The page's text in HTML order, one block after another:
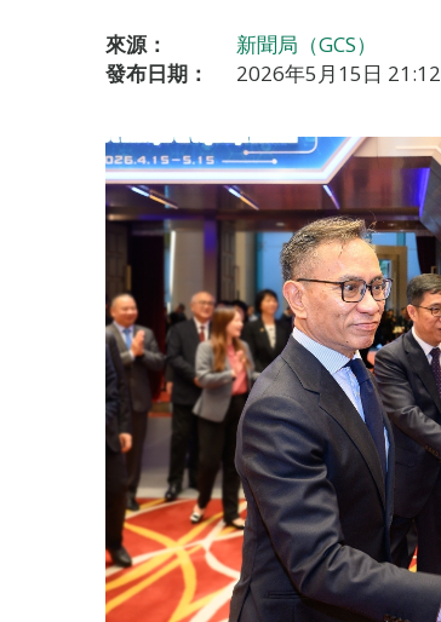
來源：
新聞局（GCS）
發布日期：
2026年5月15日 21:12